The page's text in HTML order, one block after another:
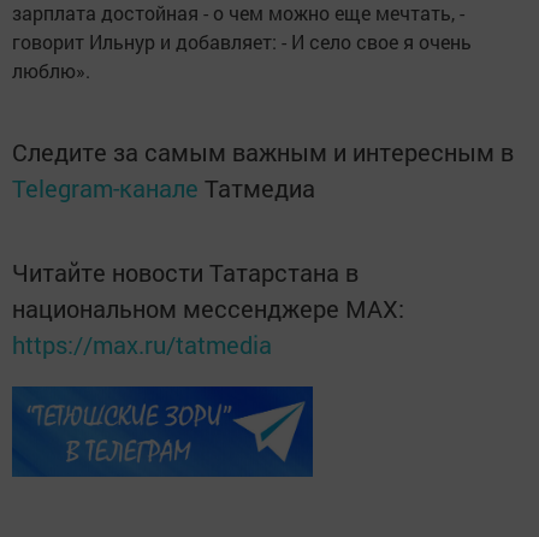
зарплата достойная - о чем можно еще мечтать, -
говорит Ильнур и добавляет: - И село свое я очень
люблю».
Следите за самым важным и интересным в
Telegram-канале Татмедиа
Читайте новости Татарстана в
национальном мессенджере MАХ:
https://max.ru/tatmedia